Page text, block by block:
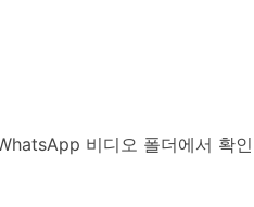
비디오 폴더에서 확